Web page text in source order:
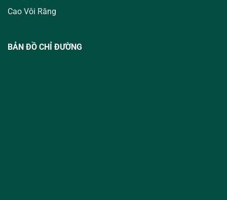
Cao Vôi Răng
BẢN ĐỒ CHỈ ĐƯỜNG